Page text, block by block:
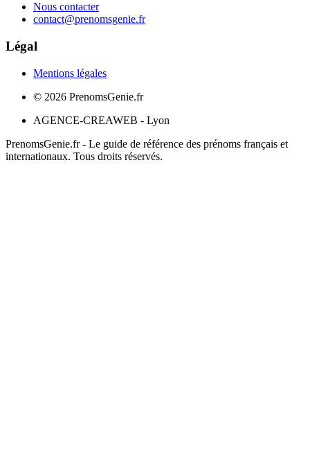
Nous contacter
contact@prenomsgenie.fr
Légal
Mentions légales
© 2026 PrenomsGenie.fr
AGENCE-CREAWEB - Lyon
PrenomsGenie.fr - Le guide de référence des prénoms français et
internationaux. Tous droits réservés.